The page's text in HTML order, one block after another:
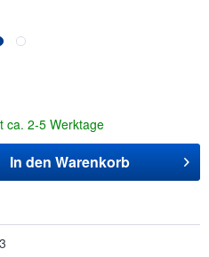
ca. 2-5 Werktage
In den Warenkorb